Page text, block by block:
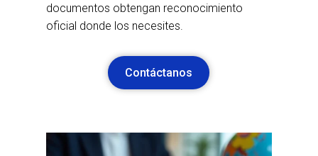
documentos obtengan reconocimiento
oficial donde los necesites.
Contáctanos